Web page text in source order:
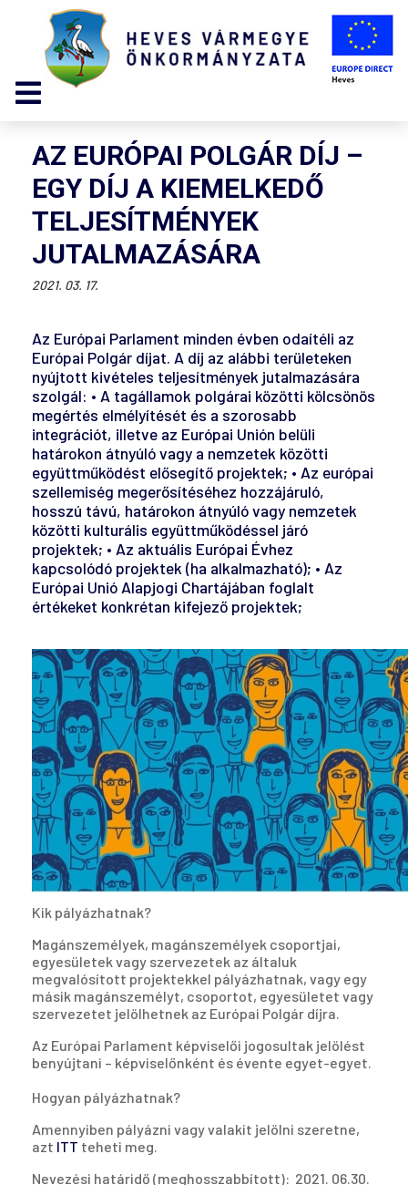
AZ EURÓPAI POLGÁR DÍJ –
EGY DÍJ A KIEMELKEDŐ
TELJESÍTMÉNYEK
JUTALMAZÁSÁRA
2021. 03. 17.
Az Európai Parlament minden évben odaítéli az
Európai Polgár díjat. A díj az alábbi területeken
nyújtott kivételes teljesítmények jutalmazására
szolgál: • A tagállamok polgárai közötti kölcsönös
megértés elmélyítését és a szorosabb
integrációt, illetve az Európai Unión belüli
határokon átnyúló vagy a nemzetek közötti
együttműködést elősegítő projektek; • Az európai
szellemiség megerősítéséhez hozzájáruló,
hosszú távú, határokon átnyúló vagy nemzetek
közötti kulturális együttműködéssel járó
projektek; • Az aktuális Európai Évhez
kapcsolódó projektek (ha alkalmazható); • Az
Európai Unió Alapjogi Chartájában foglalt
értékeket konkrétan kifejező projektek;
Kik pályázhatnak?
Magánszemélyek, magánszemélyek csoportjai,
egyesületek vagy szervezetek az általuk
megvalósított projektekkel pályázhatnak, vagy egy
másik magánszemélyt, csoportot, egyesületet vagy
szervezetet jelölhetnek az Európai Polgár díjra.
Az Európai Parlament képviselői jogosultak jelölést
benyújtani – képviselőnként és évente egyet-egyet.
Hogyan pályázhatnak?
Amennyiben pályázni vagy valakit jelölni szeretne,
azt ITT teheti meg.
Nevezési határidő (meghosszabbított): 2021. 06.30.